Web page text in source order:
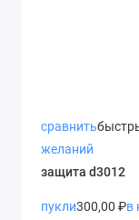
сравнить
желаний
защита d3012
пукли300,00 ₽в